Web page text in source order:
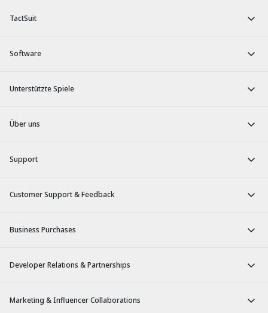
TactSuit
Software
Unterstützte Spiele
Über uns
Support
Customer Support & Feedback
Business Purchases
Developer Relations & Partnerships
Marketing & Influencer Collaborations